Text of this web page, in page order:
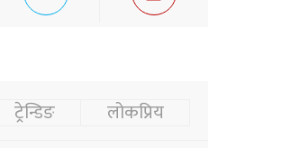
ट्रेन्डिङ लोकप्रिय